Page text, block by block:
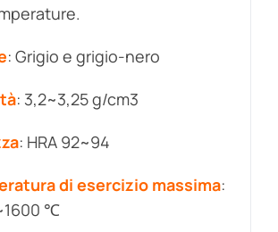
: Grigio e grigio-nero
: 3,2~3,25 g/cm3
: HRA 92~94
di esercizio massima:
℃